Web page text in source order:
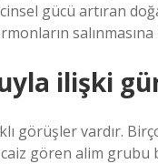
gücü artıran
ilişki
görüşler vardır.
gören alim grubu